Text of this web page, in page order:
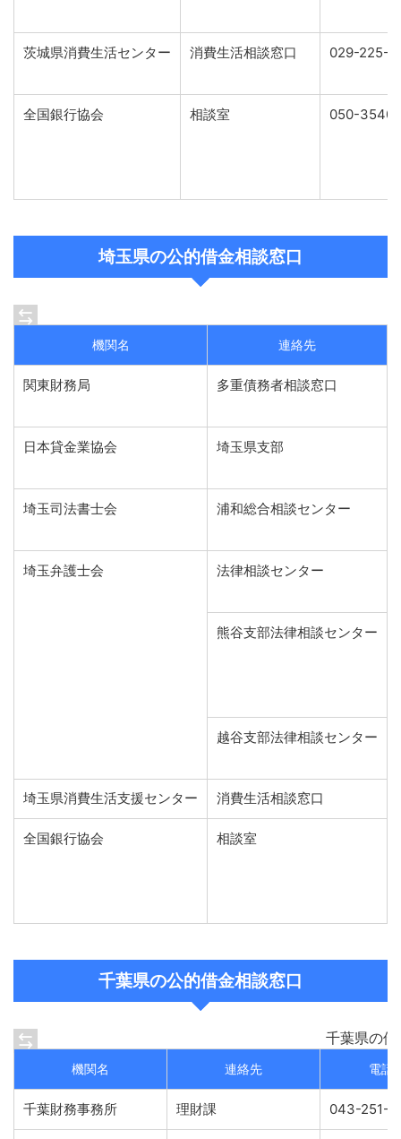
茨城県消費生活センター 消費生活相談窓口 029-225-
全国銀行協会 相談室 050-
埼玉県の公的借金相談窓口
機関名 連絡先
関東財務局 多重債務者相談窓口
日本貸金業協会 埼玉県支部
埼玉司法書士会 浦和総合相談センター
埼玉弁護士会 法律相談センター
熊谷支部法律相談センター
越谷支部法律相談センター
埼玉県消費生活支援センター 消費生活相談窓口
全国銀行協会 相談室
千葉県の公的借金相談窓口
千葉県の
機関名 連絡先 電話
千葉財務事務所 理財課 043-251-